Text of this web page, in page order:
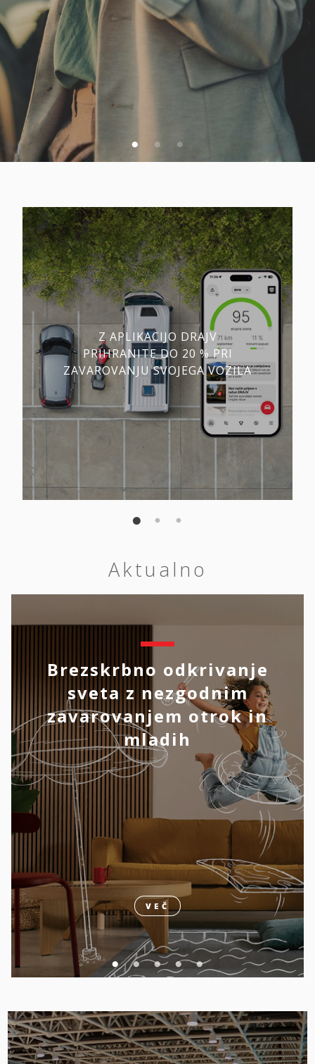
VSA SPLETNA PONUDBA
Z APLIKACIJO DRAJV
PRIHRANITE DO 20 % PRI
ZAVAROVANJU SVOJEGA VOZILA
Aktualno
Brezskrbno odkrivanje
sveta z nezgodnim
zavarovanjem otrok in
mladih
VEČ